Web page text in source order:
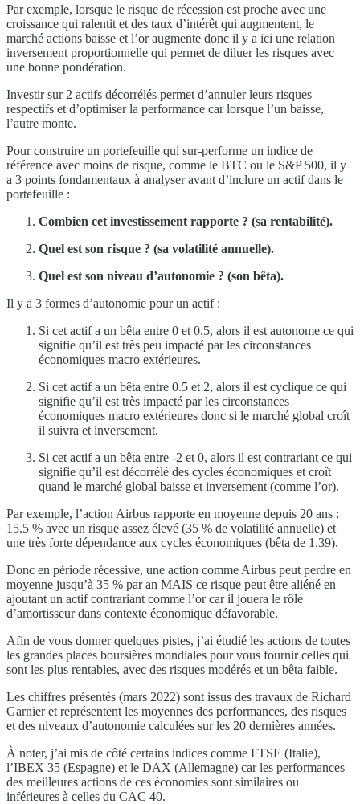
Par exemple, lorsque le risque de récession est proche avec une
croissance qui ralentit et des taux d’intérêt qui augmentent, le
marché actions baisse et l’or augmente donc il y a ici une relation
inversement proportionnelle qui permet de diluer les risques avec
une bonne pondération.
Investir sur 2 actifs décorrélés permet d’annuler leurs risques
respectifs et d’optimiser la performance car lorsque l’un baisse,
l’autre monte.
Pour construire un portefeuille qui sur-performe un indice de
référence avec moins de risque, comme le BTC ou le S&P 500, il y
a 3 points fondamentaux à analyser avant d’inclure un actif dans le
portefeuille :
Combien cet investissement rapporte ? (sa rentabilité).
Quel est son risque ? (sa volatilité annuelle).
Quel est son niveau d’autonomie ? (son bêta).
Il y a 3 formes d’autonomie pour un actif :
Si cet actif a un bêta entre 0 et 0.5, alors il est autonome ce qui
signifie qu’il est très peu impacté par les circonstances
économiques macro extérieures.
Si cet actif a un bêta entre 0.5 et 2, alors il est cyclique ce qui
signifie qu’il est très impacté par les circonstances
économiques macro extérieures donc si le marché global croît
il suivra et inversement.
Si cet actif a un bêta entre -2 et 0, alors il est contrariant ce qui
signifie qu’il est décorrélé des cycles économiques et croît
quand le marché global baisse et inversement (comme l’or).
Par exemple, l’action Airbus rapporte en moyenne depuis 20 ans :
15.5 % avec un risque assez élevé (35 % de volatilité annuelle) et
une très forte dépendance aux cycles économiques (bêta de 1.39).
Donc en période récessive, une action comme Airbus peut perdre en
moyenne jusqu’à 35 % par an MAIS ce risque peut être aliéné en
ajoutant un actif contrariant comme l’or car il jouera le rôle
d’amortisseur dans contexte économique défavorable.
Afin de vous donner quelques pistes, j’ai étudié les actions de toutes
les grandes places boursières mondiales pour vous fournir celles qui
sont les plus rentables, avec des risques modérés et un bêta faible.
Les chiffres présentés (mars 2022) sont issus des travaux de Richard
Garnier et représentent les moyennes des performances, des risques
et des niveaux d’autonomie calculées sur les 20 dernières années.
À noter, j’ai mis de côté certains indices comme FTSE (Italie),
l’IBEX 35 (Espagne) et le DAX (Allemagne) car les performances
des meilleures actions de ces économies sont similaires ou
inférieures à celles du CAC 40.